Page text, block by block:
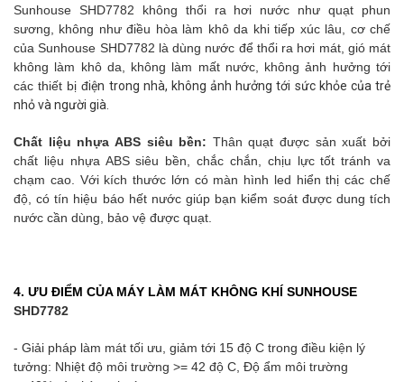
Sunhouse SHD7782 không thổi ra hơi nước như quạt phun
sương, không như điều hòa làm khô da khi tiếp xúc lâu, cơ chế
của Sunhouse SHD7782 là dùng nước để thổi ra hơi mát, gió mát
không làm khô da, không làm mất nước, không ảnh hưởng tới
các thiết bị điện trong nhà, không ảnh hưởng tới sức khỏe của trẻ
nhỏ và người già.
Chất liệu nhựa ABS siêu bền: Thân quạt được sản xuất bởi
chất liệu nhựa ABS siêu bền, chắc chắn, chịu lực tốt tránh va
chạm cao. Với kích thước lớn có màn hình led hiển thị các chế
độ, có tín hiệu báo hết nước giúp bạn kiểm soát được dung tích
nước cần dùng, bảo vệ được quạt.
4. ƯU ĐIỂM CỦA MÁY LÀM MÁT KHÔNG KHÍ SUNHOUSE
SHD7782
- Giải pháp làm mát tối ưu, giảm tới 15 độ C trong điều kiện lý
tưởng: Nhiệt độ môi trường >= 42 độ C, Độ ẩm môi trường